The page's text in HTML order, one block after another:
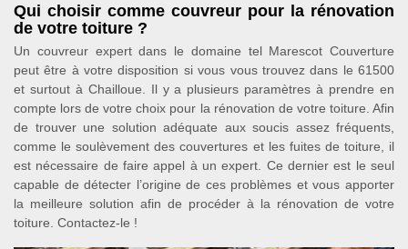
Qui choisir comme couvreur pour la rénovation
de votre toiture ?
Un couvreur expert dans le domaine tel Marescot Couverture
peut être à votre disposition si vous vous trouvez dans le 61500
et surtout à Chailloue. Il y a plusieurs paramètres à prendre en
compte lors de votre choix pour la rénovation de votre toiture. Afin
de trouver une solution adéquate aux soucis assez fréquents,
comme le soulèvement des couvertures et les fuites de toiture, il
est nécessaire de faire appel à un expert. Ce dernier est le seul
capable de détecter l’origine de ces problèmes et vous apporter
la meilleure solution afin de procéder à la rénovation de votre
toiture. Contactez-le !